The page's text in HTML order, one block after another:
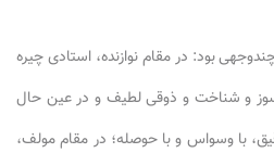
بود: در مقام نوازنده، استادی چیره
و شناخت و ذوقی لطیف و در عین حال
با وسواس و با حوصله؛ در مقام مولف،